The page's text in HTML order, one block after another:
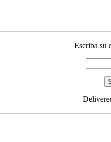
Escriba su